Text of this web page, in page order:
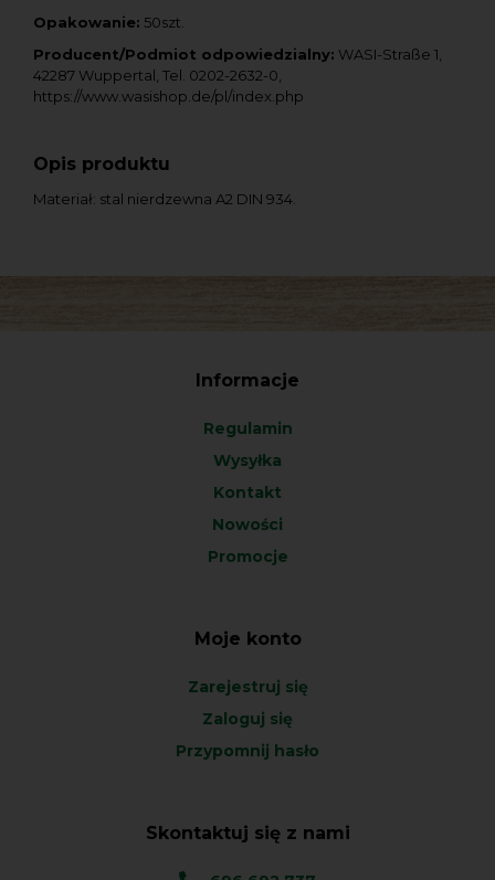
Opakowanie: 50szt.
Producent/Podmiot odpowiedzialny: WASI-Straße 1,
42287 Wuppertal, Tel. 0202-2632-0,
https://www.wasishop.de/pl/index.php
Opis produktu
Materiał: stal nierdzewna A2 DIN 934.
Informacje
Regulamin
Wysyłka
Kontakt
Nowości
Promocje
Moje konto
Zarejestruj się
Zaloguj się
Przypomnij hasło
Skontaktuj się z nami